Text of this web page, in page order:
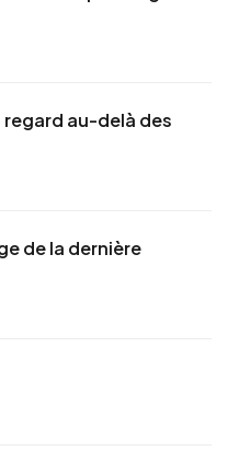
regard au-delà des
de la dernière